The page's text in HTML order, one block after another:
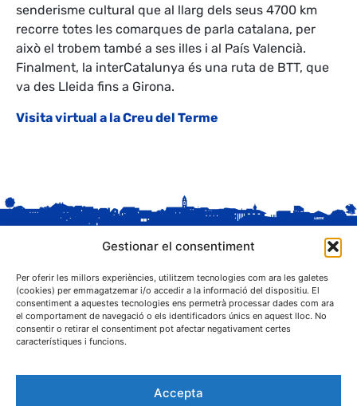
Gestionar el consentiment
Per oferir les millors experiències, utilitzem tecnologies com ara les galetes
(cookies) per emmagatzemar i/o accedir a la informació del dispositiu. El
consentiment a aquestes tecnologies ens permetrà processar dades com ara
el comportament de navegació o els identificadors únics en aquest lloc. No
consentir o retirar el consentiment pot afectar negativament certes
característiques i funcions.
Accepta
senderisme cultural que al llarg dels seus 4700 km
recorre totes les comarques de parla catalana, per
això el trobem també a ses illes i al País Valencià.
Finalment, la interCatalunya és una ruta de BTT, que
va des Lleida fins a Girona.
Visita virtual a la Creu del Terme
C. Sant Josep, 1
25243 El Palau d'Anglesola (Pla d'Urgell)